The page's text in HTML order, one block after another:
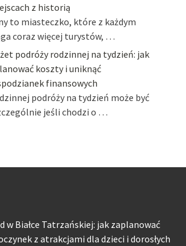
z historią
to miasteczko, które z każdym
coraz więcej turystów, …
podróży rodzinnej na tydzień: jak
koszty i uniknąć
finansowych
podróży na tydzień może być
jeśli chodzi o …
w Białce Tatrzańskiej: jak zaplanować
z atrakcjami dla dzieci i dorosłych